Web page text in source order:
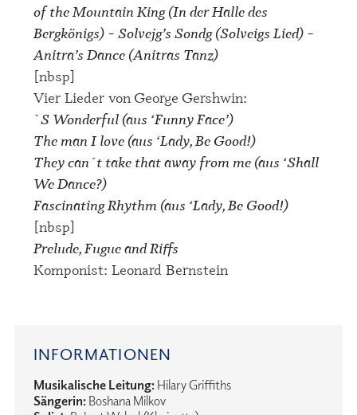
of the Mountain King (In der Halle des
Bergkönigs) – Solvejg’s Sondg (Solveigs Lied) –
Anitra’s Dance (Anitras Tanz)
[nbsp]
Vier Lieder von George Gershwin:
`S Wonderful (aus ‘Funny Face’)
The man I love (aus ‘Lady, Be Good!)
They can´t take that away from me (aus ‘Shall
We Dance?)
Fascinating Rhythm (aus ‘Lady, Be Good!)
[nbsp]
Prelude, Fugue and Riffs
Komponist: Leonard Bernstein
INFORMATIONEN
Musikalische Leitung:Hilary Griffiths
Sängerin:Boshana Milkov